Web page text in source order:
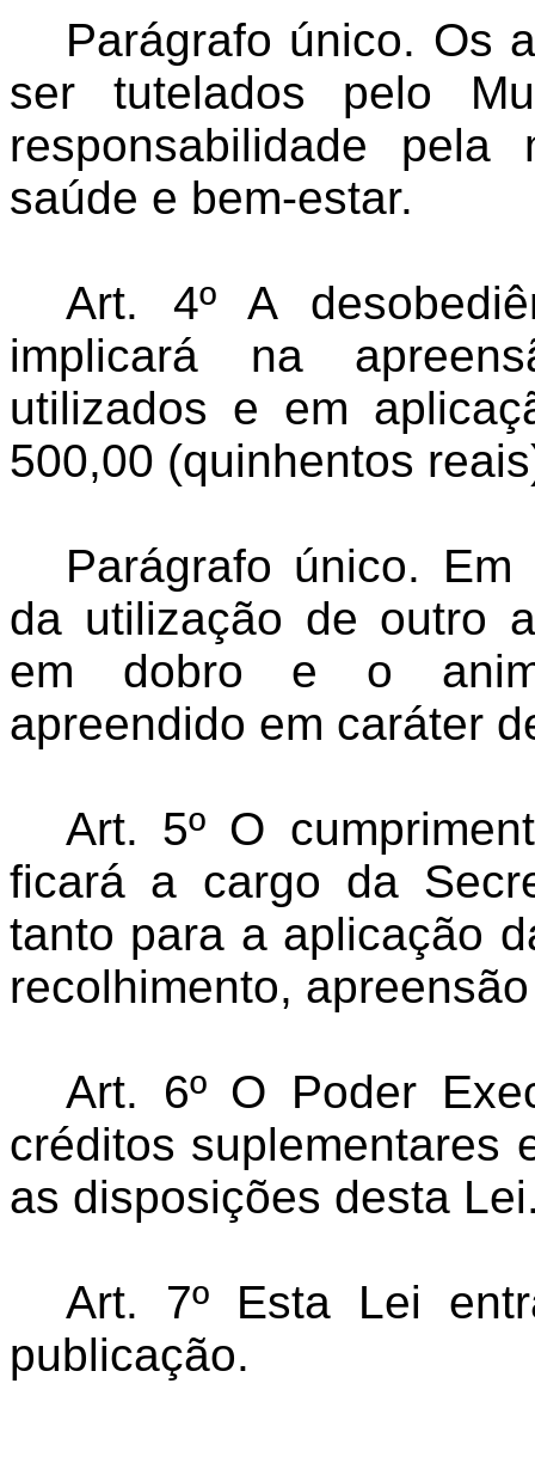
Parágrafo único. Os
ser tutelados pelo
responsabilidade
saúde e bem-estar.
Art. 4º A
implicará na
utilizados e em
500,00 (quinhentos
Parágrafo único.
da utilização de outro
em dobro e o
apreendido em caráter
Art. 5º O
ficará a cargo da
tanto para a aplicação
recolhimento,
Art. 6º O Poder
créditos suplementares
as disposições desta
Art. 7º Esta Lei
publicação.